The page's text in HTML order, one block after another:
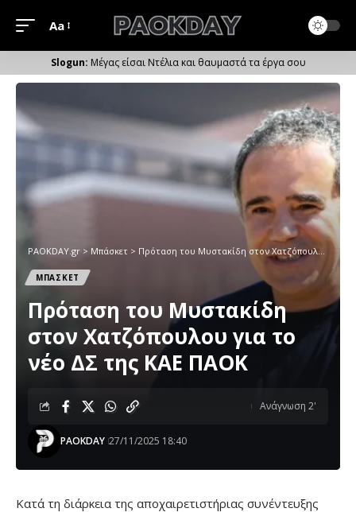
Μέγεθος
Γραμματοσειράς
Aa
Μέγας είσαι Ντέλια και θαυμαστά τα έργα σου
PAOKDAY.gr > Μπάσκετ > Πρόταση του Μυστακίδη στον Χατζόπουλου για το νέο ΔΣ της ΚΑΕ ΠΑΟΚ
ΜΠΑΣΚΕΤ
Πρόταση του Μυστακίδη
στον Χατζόπουλου για το
νέο ΔΣ της ΚΑΕ ΠΑΟΚ
PAOKDAY 27/11/2025 18:40
Ανάγνωση 2'
Κατά τη διάρκεια της αποχαιρετιστήριας συνέντευξης